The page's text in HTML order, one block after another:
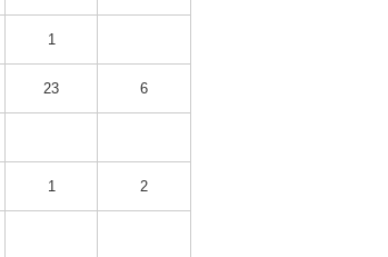
1
23 6
1 2